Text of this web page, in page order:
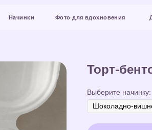
Фото для вдохновения Доставка и
Торт-
Выберите начинку: